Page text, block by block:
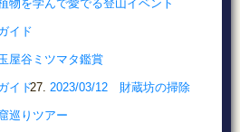
を学んで愛でる登山イベント
イド
屋谷ミツマタ鑑賞
イド 2023/03/12 財蔵坊の掃除
巡りツアー